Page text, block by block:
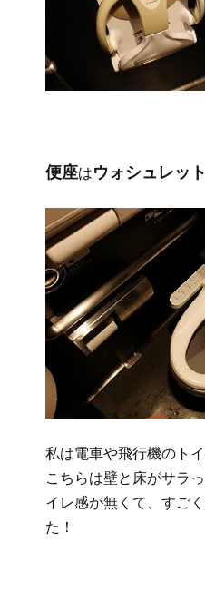
便座はウォシュレッ
私は電車や飛行機のト
こちらは壁と床がサラ
イレ感が無くて、すご
た！